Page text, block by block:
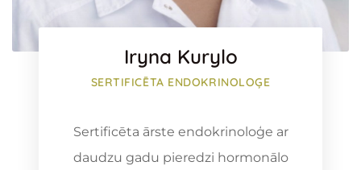
Iryna Kurylo
SERTIFICĒTA ENDOKRINOLOĢE
Sertificēta ārste endokrinoloģe ar
daudzu gadu pieredzi hormonālo